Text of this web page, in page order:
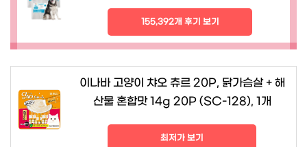
155,392개 후기 보기
이나바 고양이 챠오 츄르 20P, 닭가슴살 + 해
산물 혼합맛 14g 20P (SC-128), 1개
최저가 보기